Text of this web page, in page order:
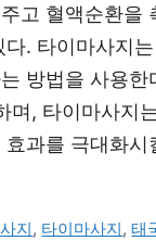
고 혈액순환을
. 타이마사지
방법을 사용
며, 타이마사지
과를 극대화
지, 타이마사지,태